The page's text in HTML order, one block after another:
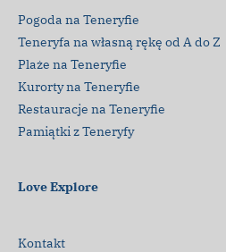
Pogoda na Teneryfie
Teneryfa na własną rękę od A do Z
Plaże na Teneryfie
Kurorty na Teneryfie
Restauracje na Teneryfie
Pamiątki z Teneryfy
Love Explore
Kontakt